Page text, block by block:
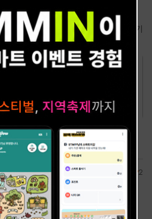
3
지니님!! 이번 철원 화강 다슬기 축제 무대 진짜 미쳤었어요... ???????? 물대포 터질 때 비트 맞춰서 빵빵 터뜨려주셔서 무더위 싹 날아가고 끝까지 소리 지르면서 놀았습니다! 남녀노소 다 같이 떼창하게 만드는 선곡 센스에 감탄했어요. 다음 축제 때도 지니님 무대 꼭 보러 갈게요! 오락가락하는 날씨에 고생 많으셨습니다 ???? 최고!!
비보이·스트릿댄스
논스탑 크루
섭외 후기 ★ 5
2
경쾌한 퍼포먼스의 차별화를 보여줌
더보기